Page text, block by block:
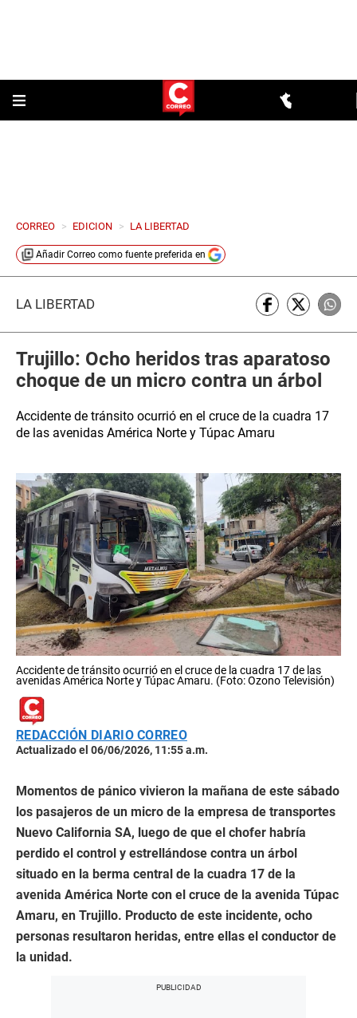
CORREO > EDICION > LA LIBERTAD
Añadir Correo como fuente preferida en
LA LIBERTAD
Trujillo: Ocho heridos tras aparatoso
choque de un micro contra un árbol
Accidente de tránsito ocurrió en el cruce de la cuadra 17
de las avenidas América Norte y Túpac Amaru
Accidente de tránsito ocurrió en el cruce de la cuadra 17 de las
avenidas América Norte y Túpac Amaru. (Foto: Ozono Televisión)
REDACCIÓN DIARIO CORREO
Actualizado el 06/06/2026, 11:55 a.m.
Momentos de pánico vivieron la mañana de este sábado
los pasajeros de un micro de la empresa de transportes
Nuevo California SA, luego de que el chofer habría
perdido el control y estrellándose contra un árbol
situado en la berma central de la cuadra 17 de la
avenida América Norte con el cruce de la avenida Túpac
Amaru, en Trujillo. Producto de este incidente, ocho
personas resultaron heridas, entre ellas el conductor de
la unidad.